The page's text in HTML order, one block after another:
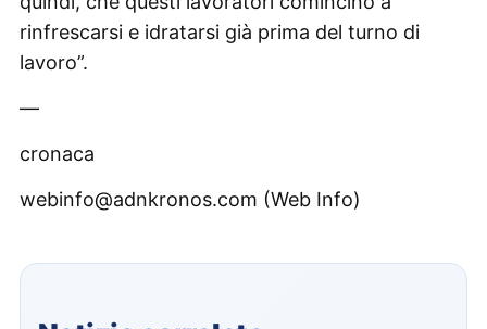
rinfrescarsi e idratarsi già prima del turno di
lavoro”.
—
cronaca
webinfo@adnkronos.com (Web Info)